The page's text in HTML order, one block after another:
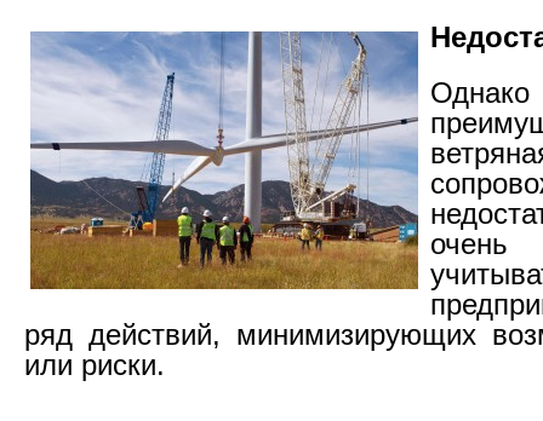
ряд действий, минимизирующих
или риски.